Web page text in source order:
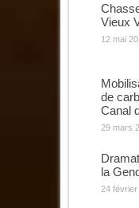
Vieux
12 mai
de
Canal
29 mars
la
24 février